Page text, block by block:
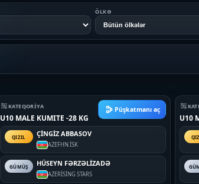
ÖLKƏ
KATEQORIYA
U10 MALE KUMITE -28 KG
Püşkatmanı aç
QIZIL ÇİNGİZ ABBASOV
AZEFHN İSK
GÜMÜŞ HÜSEYN FƏRZƏLİZADƏ
AZERİSİNG STARS
U10